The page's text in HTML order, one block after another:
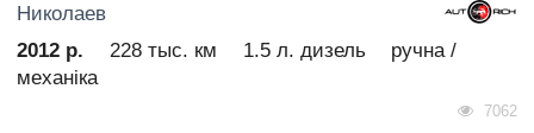
Николаев
2012 р.
228 тыс. км 1.5 л. дизель
ручна /
механіка
7062